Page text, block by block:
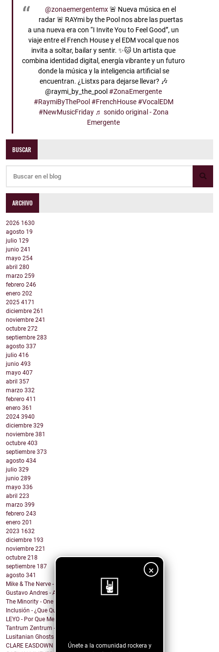
×
Únete a la comunidad rockera y
@zonaemergentemx🚨 Nueva música en el
radar 🚨 RAYmi by the Pool nos abre las puertas
a una nueva era con “I Invite You to Feel Good”, un
viaje entre el French House y el EDM vocal que nos
invita a soltar, bailar y sentir. ✨🐱 Un artista que
combina identidad digital, energía vibrante y un futuro
donde la música y la inteligencia artificial se
encuentran. ¿Listxs para dejarse llevar? 🎶
@raymi_by_the_pool#ZonaEmergente
#RaymiByThePool #FrenchHouse #VocalEDM
#NewMusicFriday ♬ sonido original - Zona
Emergente
BUSCAR
ARCHIVO
2026 1630
agosto 19
julio 129
junio 241
mayo 254
abril 280
marzo 259
febrero 246
enero 202
2025 4171
diciembre 261
noviembre 241
octubre 272
septiembre 283
agosto 337
julio 416
junio 493
mayo 407
abril 357
marzo 332
febrero 411
enero 361
2024 3940
diciembre 329
noviembre 381
octubre 403
septiembre 373
agosto 434
julio 329
junio 289
mayo 336
abril 223
marzo 399
febrero 243
enero 201
2023 1632
diciembre 193
noviembre 221
octubre 218
septiembre 187
agosto 341
Mike & The Nerve - Fool's Gold, False Idols
Gustavo Andres - AiRA
The Minority - One Of A Kind
Inclusión - ¿Que Quieres de Mí?
LEYO - Por Que Me Haces Llorar
Tantrum Zentrum - Don't Be A Fascist
Lusitanian Ghosts - September
CLARE EASDOWN - I Break